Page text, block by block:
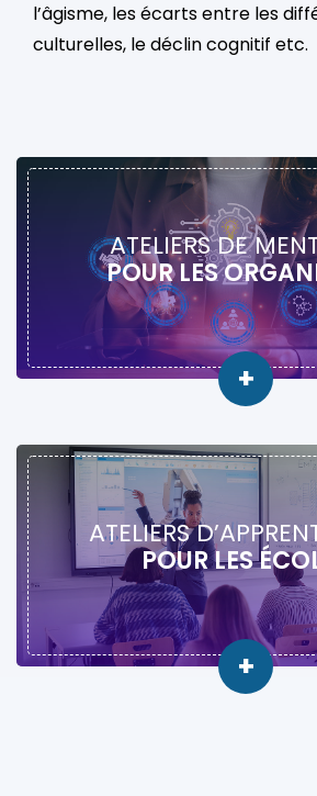
l’âgisme, les écarts entre les
culturelles, le déclin cognitif etc.
ATELIERS DE
POUR LES
+
ATELIERS
POUR LES
+